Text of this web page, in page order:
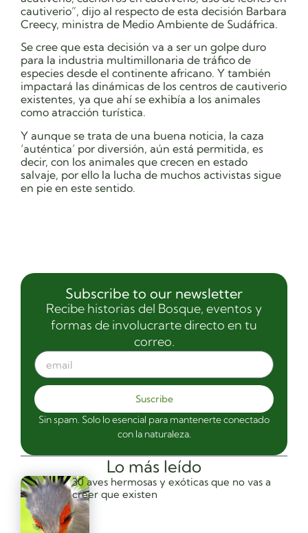
cautiverio”, dijo al respecto de esta decisión Barbara
Creecy, ministra de Medio Ambiente de Sudáfrica.
Se cree que esta decisión va a ser un golpe duro
para la industria multimillonaria de tráfico de
especies desde el continente africano. Y también
impactará las dinámicas de los centros de cautiverio
existentes, ya que ahí se exhibía a los animales
como atracción turística.
Y aunque se trata de una buena noticia, la caza
‘auténtica’ por diversión, aún está permitida, es
decir, con los animales que crecen en estado
salvaje, por ello la lucha de muchos activistas sigue
en pie en este sentido.
Lo más leído
30 aves hermosas y exóticas que no vas a
creer que existen
Subscribe to our newsletter
Recibe historias del Bosque, eventos y
formas de involucrarte directo en tu
correo.
Suscribe
Sin spam. Solo lo esencial para mantenerte conectado
con la naturaleza.